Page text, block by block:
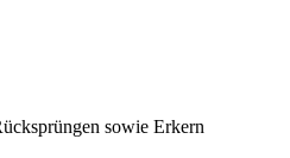
sowie Erkern